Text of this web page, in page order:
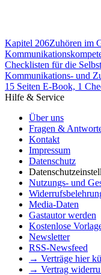
Kapitel 206Zuhören im
Checklisten für die
Kommunikations- und
15 Seiten E-Book, 1
Hilfe & Service
Über uns
Fragen &
Kontakt
Impressum
Datenschutz
Nutzungs- und
Media-Daten
Gastautor werden
Kostenlose
Newsletter
RSS-Newsfeed
→ Verträge hier
→ Vertrag